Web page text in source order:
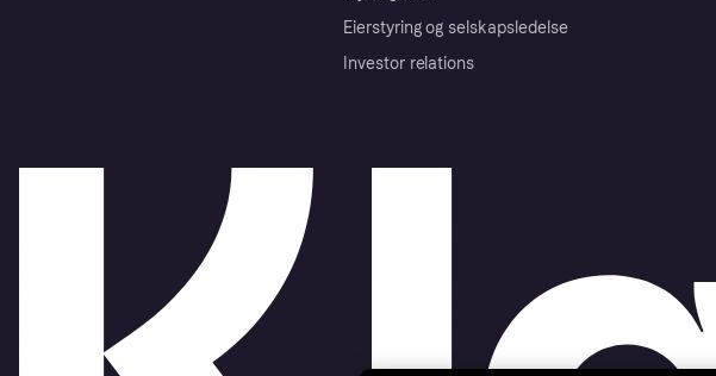
Eierstyring og selskapsledelse
Investor relations